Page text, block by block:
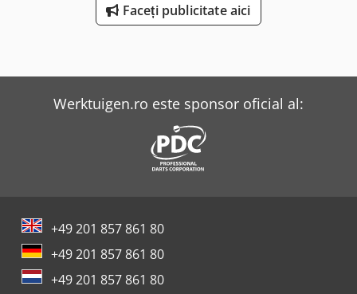
Faceți publicitate aici
Werktuigen.ro este sponsor oficial al:
+49 201 857 861 80
+49 201 857 861 80
+49 201 857 861 80